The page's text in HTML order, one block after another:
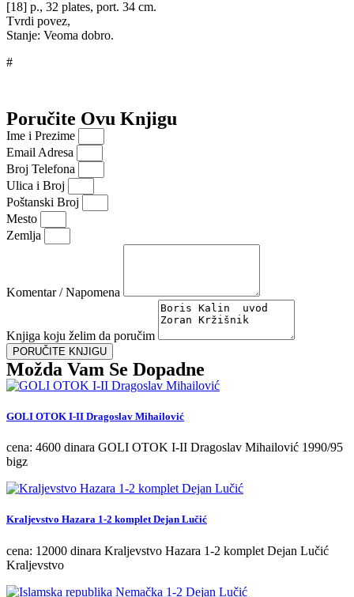
[18] p., 32 plates, port. 34 cm.
Tvrdi povez,
Stanje: Veoma dobro.
#
Poručite Ovu Knjigu
Ime i Prezime
Email Adresa
Broj Telefona
Ulica i Broj
Poštanski Broj
Mesto
Zemlja
Komentar / Napomena
Knjiga koju želim da poručim
PORUČITE KNJIGU
Možda Vam Se Dopadne
GOLI OTOK I-II Dragoslav Mihailović
cena: 4600 dinara GOLI OTOK I-II Dragoslav Mihailović 1990/95
bigz
Kraljevstvo Hazara 1-2 komplet Dejan Lučić
cena: 12000 dinara Kraljevstvo Hazara 1-2 komplet Dejan Lučić
Kraljevstvo